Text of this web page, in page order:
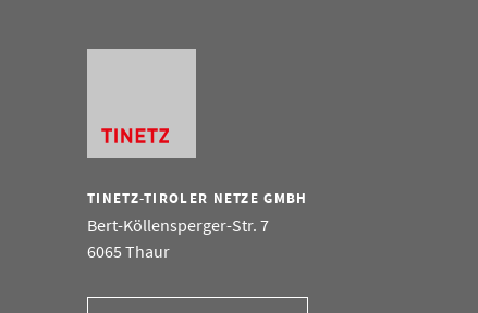
TINETZ-TIROLER NETZE GMBH
Bert-Köllensperger-Str. 7
6065 Thaur